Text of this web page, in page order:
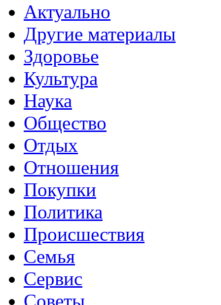
Актуально
Другие материалы
Здоровье
Культура
Наука
Общество
Отдых
Отношения
Покупки
Политика
Происшествия
Семья
Сервис
Советы